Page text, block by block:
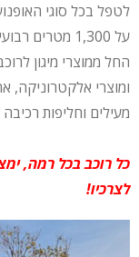
לטפל בכל סוגי
על 1,300
החל ממוצרי מיגון
מעילים וחליפות
כל רוכב בכל רמה,
לצרכיו!